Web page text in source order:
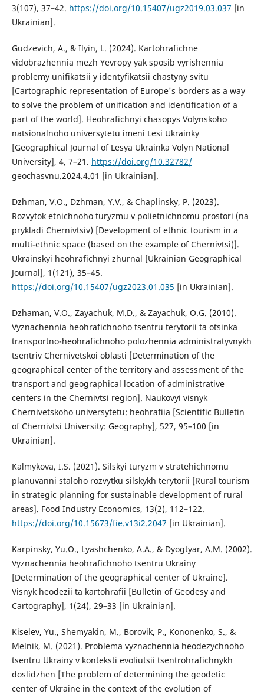
3(107), 37–42. https://doi.org/10.15407/ugz2019.03.037 [in
Ukrainian].
Gudzevich, A., & Ilyin, L. (2024). Kartohrafichne
vidobrazhennia mezh Yevropy yak sposib vyrishennia
problemy unifikatsii y identyfikatsii chastyny svitu
[Cartographic representation of Europe's borders as a way
to solve the problem of unification and identification of a
part of the world]. Heohrafichnyi chasopys Volynskoho
natsionalnoho universytetu imeni Lesi Ukrainky
[Geographical Journal of Lesya Ukrainka Volyn National
University], 4, 7–21. https://doi.org/10.32782/
geochasvnu.2024.4.01 [in Ukrainian].
Dzhman, V.O., Dzhman, Y.V., & Chaplinsky, P. (2023).
Rozvytok etnichnoho turyzmu v polietnichnomu prostori (na
prykladi Chernivtsiv) [Development of ethnic tourism in a
multi-ethnic space (based on the example of Chernivtsi)].
Ukrainskyi heohrafichnyi zhurnal [Ukrainian Geographical
Journal], 1(121), 35–45.
https://doi.org/10.15407/ugz2023.01.035 [in Ukrainian].
Dzhaman, V.O., Zayachuk, M.D., & Zayachuk, O.G. (2010).
Vyznachennia heohrafichnoho tsentru terytorii ta otsinka
transportno-heohrafichnoho polozhennia administratyvnykh
tsentriv Chernivetskoi oblasti [Determination of the
geographical center of the territory and assessment of the
transport and geographical location of administrative
centers in the Chernivtsi region]. Naukovyi visnyk
Chernivetskoho universytetu: heohrafiia [Scientific Bulletin
of Chernivtsi University: Geography], 527, 95–100 [in
Ukrainian].
Kalmykova, I.S. (2021). Silskyi turyzm v stratehichnomu
planuvanni staloho rozvytku silskykh terytorii [Rural tourism
in strategic planning for sustainable development of rural
areas]. Food Industry Economics, 13(2), 112–122.
https://doi.org/10.15673/fie.v13i2.2047 [in Ukrainian].
Karpinsky, Yu.O., Lyashchenko, A.A., & Dyogtyar, A.M. (2002).
Vyznachennia heohrafichnoho tsentru Ukrainy
[Determination of the geographical center of Ukraine].
Visnyk heodezii ta kartohrafii [Bulletin of Geodesy and
Cartography], 1(24), 29–33 [in Ukrainian].
Kiselev, Yu., Shemyakin, M., Borovik, P., Kononenko, S., &
Melnik, M. (2021). Problema vyznachennia heodezychnoho
tsentru Ukrainy v konteksti evoliutsii tsentrohrafichnykh
doslidzhen [The problem of determining the geodetic
center of Ukraine in the context of the evolution of